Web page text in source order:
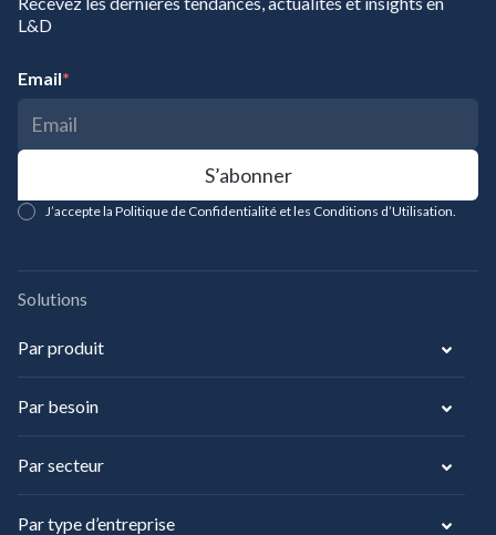
L&D
Email*
J’accepte la Politique de Confidentialité et les Conditions d’Utilisation.
Solutions
Par produit
Par besoin
Par secteur
Par type d’entreprise